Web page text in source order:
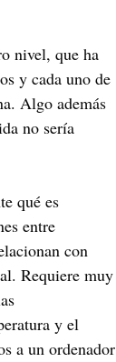
nivel, que ha
y cada uno de
Algo además
no sería
qué es
entre
con
Requiere muy
y el
a un ordenador